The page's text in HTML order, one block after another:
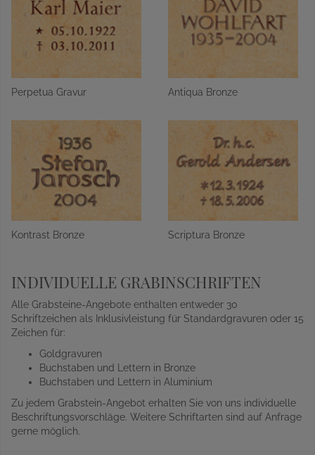
Perpetua Gravur Antiqua Bronze
Kontrast Bronze Scriptura Bronze
INDIVIDUELLE GRABINSCHRIFTEN
Alle Grabsteine-Angebote enthalten entweder 30
Schriftzeichen als Inklusivleistung für Standardgravuren oder 15
Zeichen für:
Goldgravuren
Buchstaben und Lettern in Bronze
Buchstaben und Lettern in Aluminium
Zu jedem Grabstein-Angebot erhalten Sie von uns individuelle
Beschriftungsvorschläge. Weitere Schriftarten sind auf Anfrage
gerne möglich.